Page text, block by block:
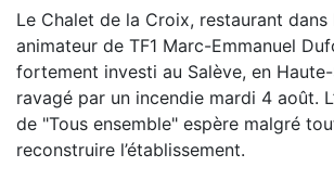
Le Chalet de la Croix, restaurant dans
animateur de TF1 Marc-Emmanuel
fortement investi au Salève, en
ravagé par un incendie mardi 4 août.
de "Tous ensemble" espère malgré
reconstruire l’établissement.